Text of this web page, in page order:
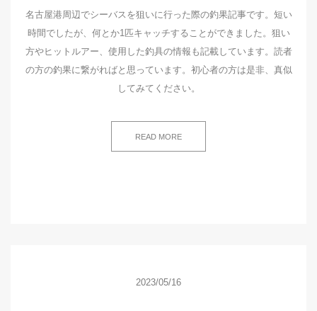
名古屋港周辺でシーバスを狙いに行った際の釣果記事です。短い
時間でしたが、何とか1匹キャッチすることができました。狙い
方やヒットルアー、使用した釣具の情報も記載しています。読者
の方の釣果に繋がればと思っています。初心者の方は是非、真似
してみてください。
READ MORE
2023/05/16